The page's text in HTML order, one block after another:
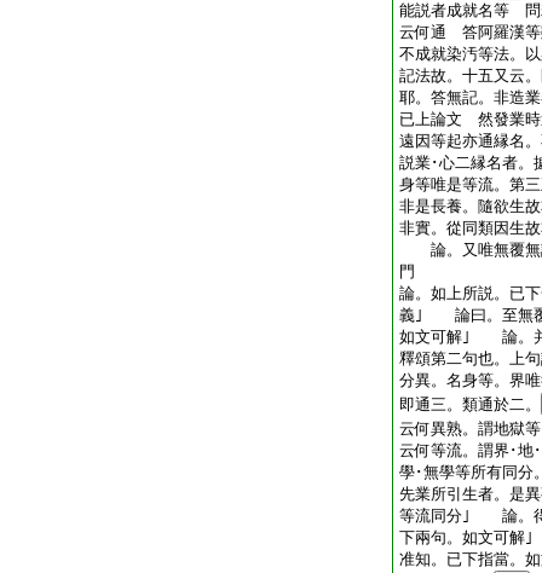
能説者成就名等 問
云何通 答阿羅漢等
不成就染汚等法。
記法故。十五又云
耶。答無記。非造
已上論文 然發業時
遠因等起亦通縁名
説業･心二縁名者
身等唯是等流。第
非是長養。隨欲生
非實。從同類因生
論。又唯無覆無
門
論。如上所説。已
義｣ 論曰。至無覆
如文可解｣ 論。并
釋頌第二句也。上
分異。名身等。界
即通三。類通於二。
云何異熟。謂地獄
云何等流。謂界･地
學･無學等所有同分
先業所引生者。是
等流同分｣ 論。得
下兩句。如文可
准知。已下指當。